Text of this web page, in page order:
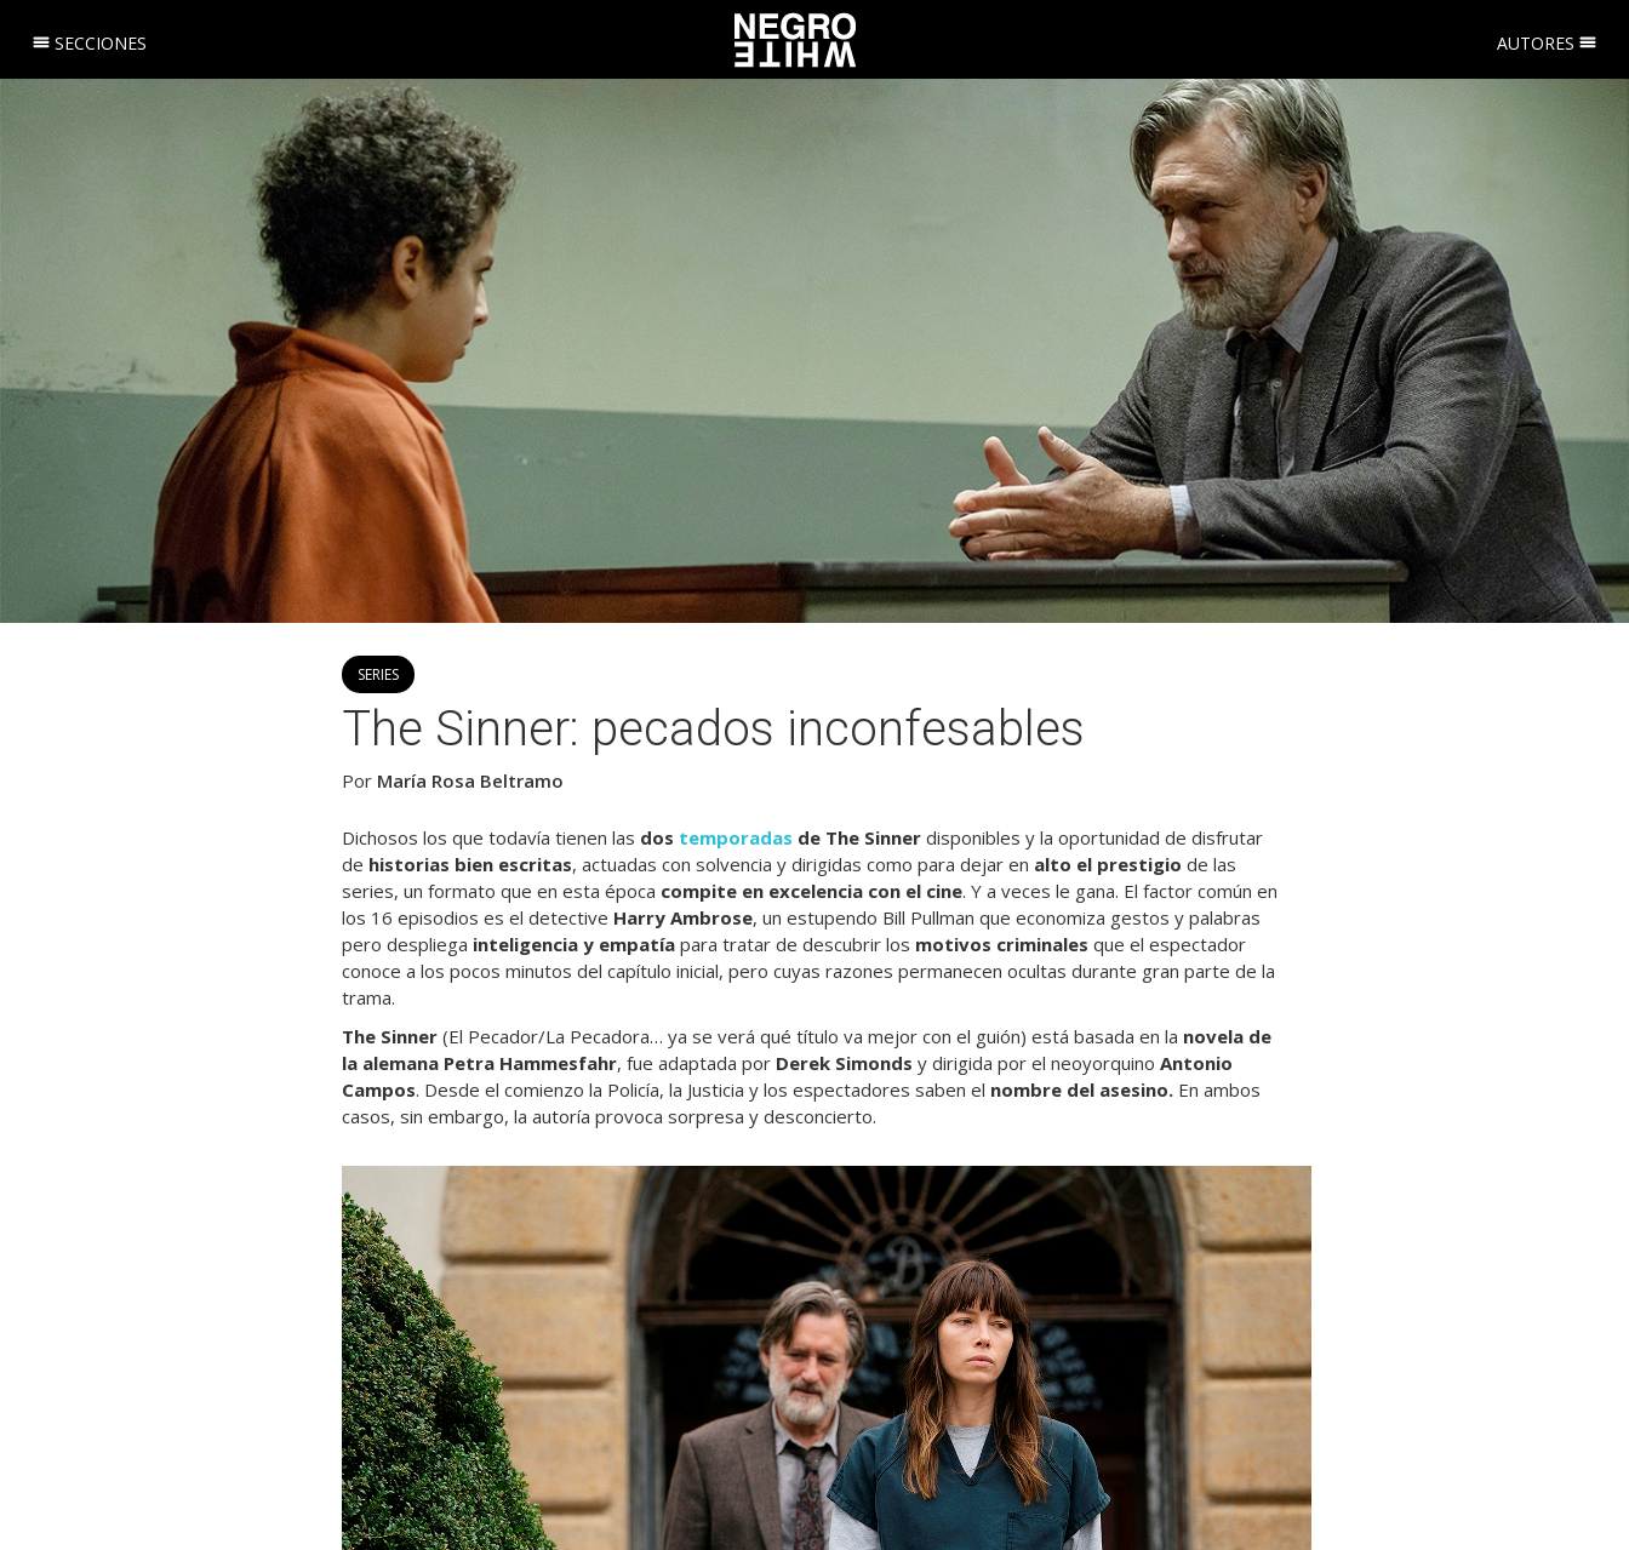
SECCIONES AUTORES
SERIES
The Sinner: pecados inconfesables
Por María Rosa Beltramo
Dichosos los que todavía tienen las dos temporadas de The Sinner disponibles y la oportunidad de disfrutar
de historias bien escritas, actuadas con solvencia y dirigidas como para dejar en alto el prestigio de las
series, un formato que en esta época compite en excelencia con el cine. Y a veces le gana. El factor común en
los 16 episodios es el detective Harry Ambrose, un estupendo Bill Pullman que economiza gestos y palabras
pero despliega inteligencia y empatía para tratar de descubrir los motivos criminales que el espectador
conoce a los pocos minutos del capítulo inicial, pero cuyas razones permanecen ocultas durante gran parte de la
trama.
The Sinner (El Pecador/La Pecadora… ya se verá qué título va mejor con el guión) está basada en la novela de
la alemana Petra Hammesfahr, fue adaptada por Derek Simonds y dirigida por el neoyorquino Antonio
Campos. Desde el comienzo la Policía, la Justicia y los espectadores saben el nombre del asesino. En ambos
casos, sin embargo, la autoría provoca sorpresa y desconcierto.